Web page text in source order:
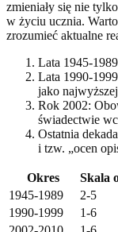
zmieniały się nie
w życiu ucznia.
zrozumieć aktualne
Lata 1945-
Lata 1990-
jako
Rok 2002:
świadectwie
Ostatnia
i tzw. „ocen
Okres Skala
1945-1989
2-5
1990-1999
1-6